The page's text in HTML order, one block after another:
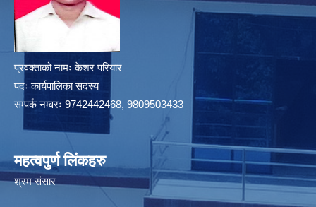
प्रवक्ताको नामः केशर परियार
पदः कार्यपालिका सदस्य
सम्पर्क नम्वरः 9742442468, 9809503433
महत्वपुर्ण लिंकहरु
श्रम संसार